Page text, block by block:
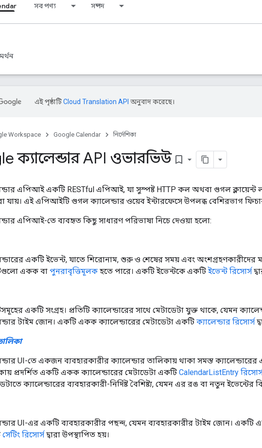
সব পণ্য সম্পদ
এই পৃষ্ঠাটিCloud Translation API অনুবাদ করেছে।
Workspace Google Calendar নির্দেশিকা
ক্যালেন্ডার API ওভারভিউ bookmark_border
এপিআই একটি RESTful এপিআই, যা সুস্পষ্ট HTTP কল অথবা গুগল ক্লায়েন্ট
যায়। এই এপিআইটি গুগল ক্যালেন্ডার ওয়েব ইন্টারফেসে উপলব্ধ বেশিরভাগ
এপিআই-তে ব্যবহৃত কিছু সাধারণ পরিভাষা নিচে দেওয়া হলো:
একটি ইভেন্ট, যাতে শিরোনাম, শুরু ও শেষের সময় এবং অংশগ্রহণকারীদের
একক বা পুনরাবৃত্তিমূলক হতে পারে। একটি ইভেন্টকে একটিইভেন্ট রিসোর্স
একটি সংগ্রহ। প্রতিটি ক্যালেন্ডারের সাথে মেটাডেটা যুক্ত থাকে, যেমন
টাইম জোন। একটি একক ক্যালেন্ডারের মেটাডেটা একটি ক্যালেন্ডার রিসোর্স
UI-তে একজন ব্যবহারকারীর ক্যালেন্ডার তালিকায় থাকা সমস্ত ক্যালেন্ডারের
প্রদর্শিত একটি একক ক্যালেন্ডারের মেটাডেটা একটি CalendarListEntry
ক্যালেন্ডারের ব্যবহারকারী-নির্দিষ্ট বৈশিষ্ট্য, যেমন এর রঙ বা নতুন ইভেন্টের
UI-এর একটি ব্যবহারকারীর পছন্দ, যেমন ব্যবহারকারীর টাইম জোন। একটি
সেটিং রিসোর্স দ্বারা উপস্থাপিত হয়।